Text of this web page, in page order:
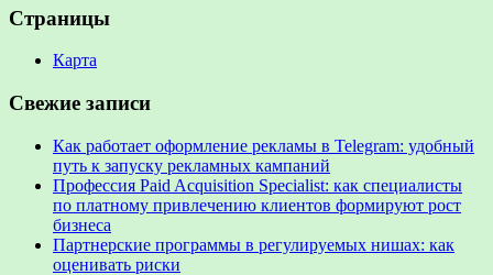
Страницы
Карта
Свежие записи
Как работает оформление рекламы в Telegram: удобный
путь к запуску рекламных кампаний
Профессия Paid Acquisition Specialist: как специалисты
по платному привлечению клиентов формируют рост
бизнеса
Партнерские программы в регулируемых нишах: как
оценивать риски